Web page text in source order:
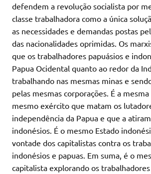
defendem a revolução socialista por
classe trabalhadora como a única
as necessidades e demandas postas
das nacionalidades oprimidas. Os
que os trabalhadores papuásios e
Papua Ocidental quanto ao redor da
trabalhando nas mesmas minas e
pelas mesmas corporações. É a
mesmo exército que matam os
independência da Papua e que a
indonésios. É o mesmo Estado
vontade dos capitalistas contra os
indonésios e papuas. Em suma, é o
capitalista explorando os trabalhadores